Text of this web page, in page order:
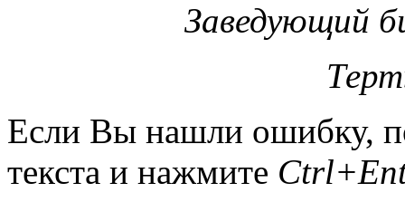
Заведующий
Если Вы нашли ошибку,
текста и нажмите